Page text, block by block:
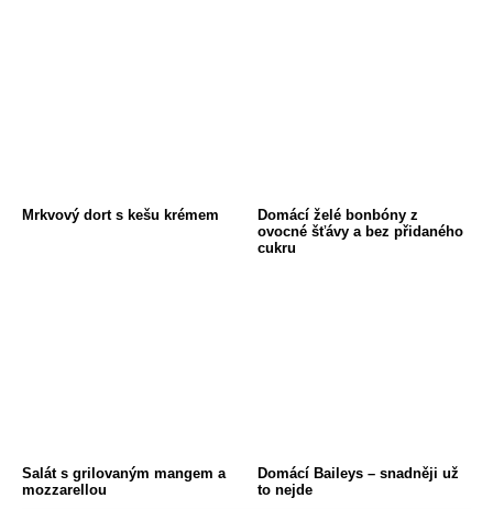
Mrkvový dort s kešu krémem
Domácí želé bonbóny z
ovocné šťávy a bez přidaného
cukru
Salát s grilovaným mangem a
mozzarellou
Domácí Baileys – snadněji už
to nejde